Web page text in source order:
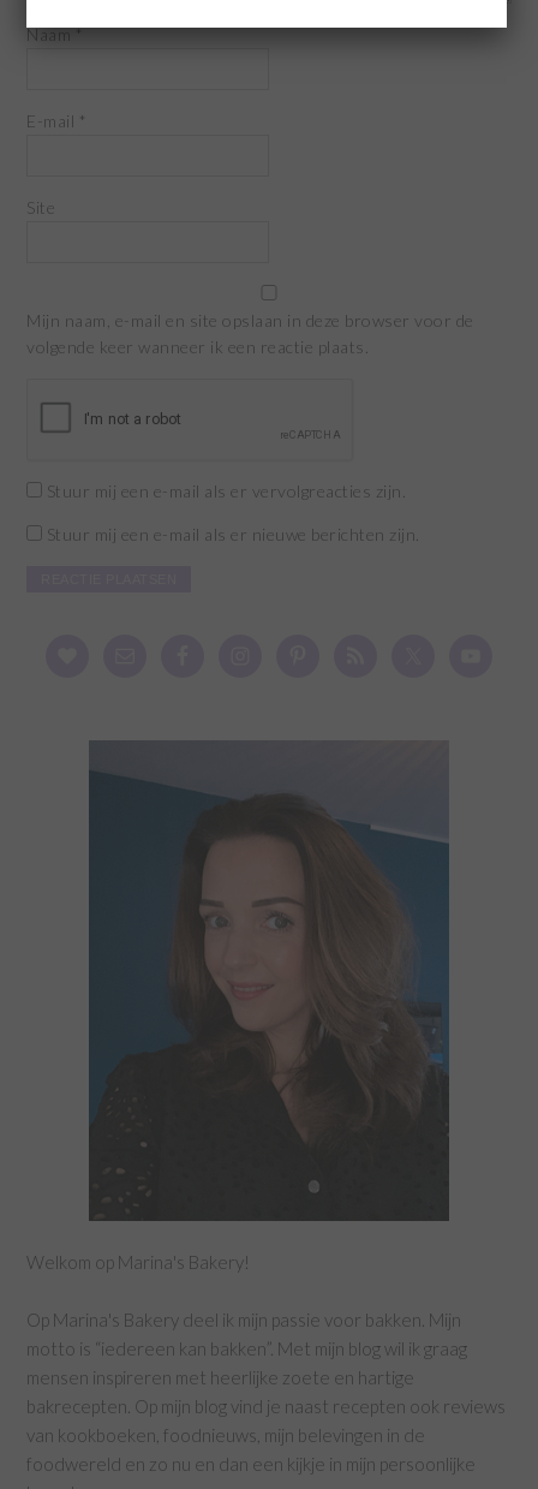
Naam*
E-mail *
Site
Mijn naam, e-mail en site opslaan in deze browser voor de
volgende keer wanneer ik een reactie plaats.
Stuur mij een e-mail als er vervolgreacties zijn.
Stuur mij een e-mail als er nieuwe berichten zijn.
Welkom op Marina's Bakery!
Op Marina's Bakery deel ik mijn passie voor bakken. Mijn
motto is “iedereen kan bakken”. Met mijn blog wil ik graag
mensen inspireren met heerlijke zoete en hartige
bakrecepten. Op mijn blog vind je naast recepten ook reviews
van kookboeken, foodnieuws, mijn belevingen in de
foodwereld en zo nu en dan een kijkje in mijn persoonlijke